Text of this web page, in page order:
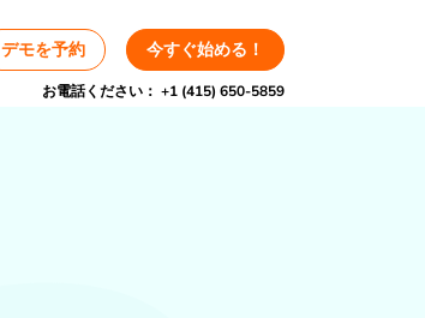
デモを予約 今すぐ始める！
お電話ください： +1 (415) 650-5859